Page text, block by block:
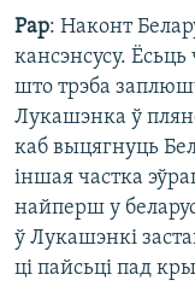
Рар: Наконт
кансэнсусу. Ёсьць
што трэба
Лукашэнка ў
каб выцягнуць
іншая частка
найперш у
ў Лукашэнкі
ці пайсьці пад